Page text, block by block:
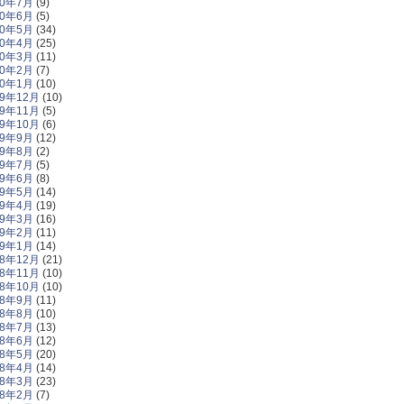
年6月 (5)
年5月 (34)
年4月 (25)
年3月 (11)
年2月 (7)
年1月 (10)
年12月 (10)
年11月 (5)
年10月 (6)
年9月 (12)
年8月 (2)
年7月 (5)
年6月 (8)
年5月 (14)
年4月 (19)
年3月 (16)
年2月 (11)
年1月 (14)
年12月 (21)
年11月 (10)
年10月 (10)
年9月 (11)
年8月 (10)
年7月 (13)
年6月 (12)
年5月 (20)
年4月 (14)
年3月 (23)
年2月 (7)